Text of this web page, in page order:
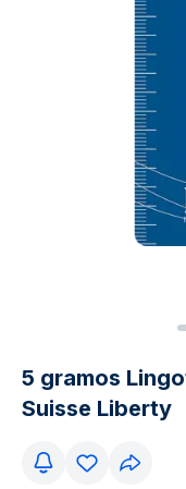
5 gramos
Suisse Liberty